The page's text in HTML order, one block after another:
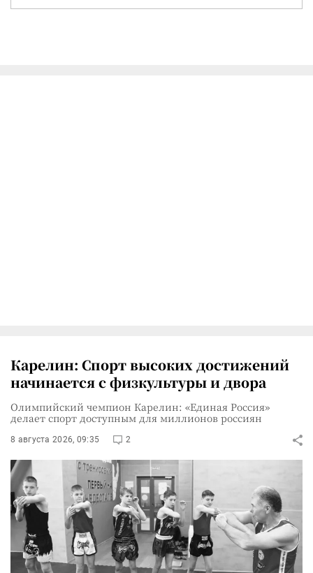
Карелин: Спорт высоких достижений
начинается с физкультуры и двора
Олимпийский чемпион Карелин: «Единая Россия»
делает спорт доступным для миллионов россиян
8 августа 2026, 09:35 2